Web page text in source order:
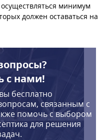
минимум
должен оставаться на
с нами!
бесплатно
связанным с
помочь с выбором
для решения